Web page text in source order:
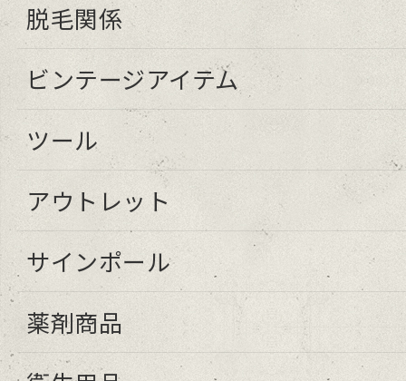
脱毛関係
ビンテージアイテム
ツール
アウトレット
サインポール
薬剤商品